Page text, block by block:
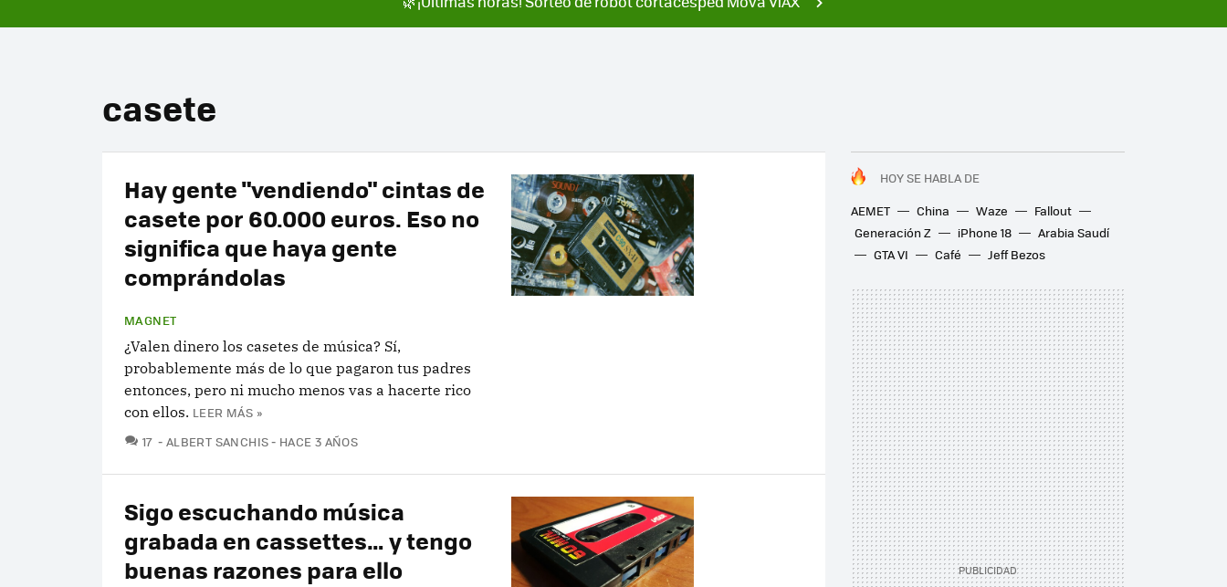
casete
HOY SE HABLA DE
AEMET
China Waze
Fallout
Generación Z
iPhone 18
Arabia Saudí
GTA VI
Café Jeff Bezos
Hay gente "vendiendo" cintas de
casete por 60.000 euros. Eso no
significa que haya gente
comprándolas
MAGNET
¿Valen dinero los casetes de música? Sí,
probablemente más de lo que pagaron tus padres
entonces, pero ni mucho menos vas a hacerte rico
con ellos. LEER MÁS »
17 COMENTARIOS
ALBERT SANCHIS HACE 3 AÑOS
Sigo escuchando música
grabada en cassettes… y tengo
buenas razones para ello